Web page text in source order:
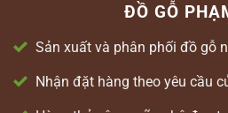
ĐỒ GỖ
Sản xuất và phân phối đồ gỗ
Nhận đặt hàng theo yêu cầu